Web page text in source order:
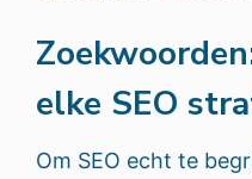
elke SEO
Om SEO echt te